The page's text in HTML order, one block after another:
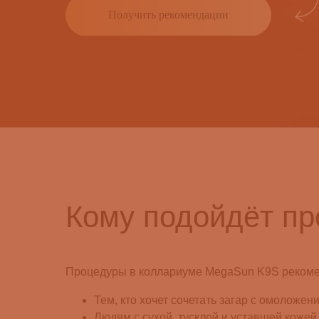
Получить рекомендации
Кому подойдёт
Процедуры в коллариуме MegaSun K9S
Тем, кто хочет сочетать загар с